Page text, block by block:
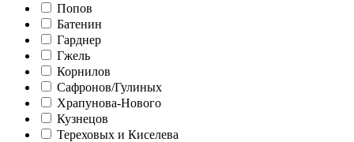
Попов
Батенин
Гарднер
Гжель
Корнилов
Сафронов/Гулиных
Храпунова-Нового
Кузнецов
Тереховых и Киселева